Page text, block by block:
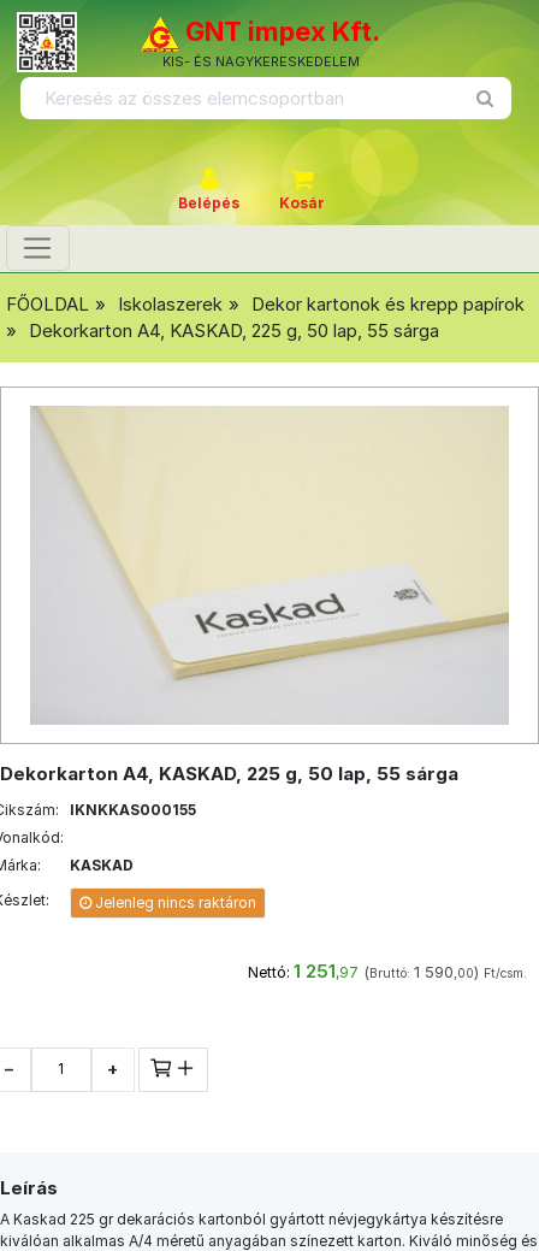
GNT impex Kft.
KIS- ÉS NAGYKERESKEDELEM
Belépés Kosár
FŐOLDAL Iskolaszerek
Dekor kartonok és krepp papírok
Dekorkarton A4, KASKAD, 225 g, 50 lap, 55 sárga
Dekorkarton A4, KASKAD, 225 g, 50 lap, 55 sárga
IKNKKAS000155
KASKAD
Jelenleg nincs raktáron
Nettó: 1 251,97 (Bruttó: 1 590,00) Ft/csm.
− +
Leírás
A Kaskad 225 gr dekarációs kartonból gyártott névjegykártya készítésre
kiválóan alkalmas A/4 méretű anyagában színezett karton. Kiváló minőség és